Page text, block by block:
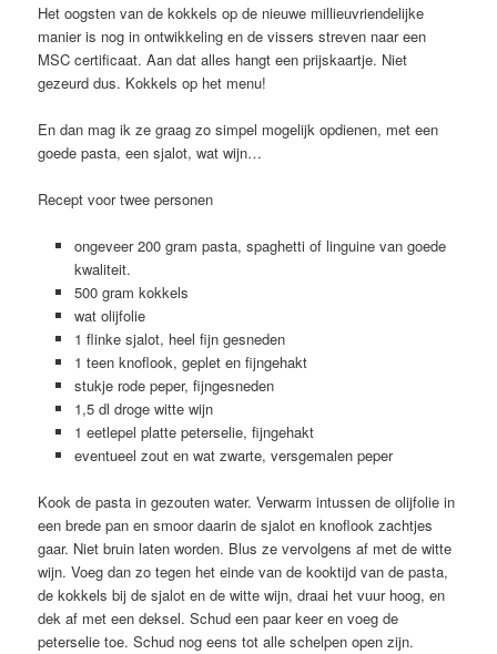
Het oogsten van de kokkels op de nieuwe millieuvriendelijke
manier is nog in ontwikkeling en de vissers streven naar een
MSC certificaat. Aan dat alles hangt een prijskaartje. Niet
gezeurd dus. Kokkels op het menu!
En dan mag ik ze graag zo simpel mogelijk opdienen, met een
goede pasta, een sjalot, wat wijn…
Recept voor twee personen
ongeveer 200 gram pasta, spaghetti of linguine van goede
kwaliteit.
500 gram kokkels
wat olijfolie
1 flinke sjalot, heel fijn gesneden
1 teen knoflook, geplet en fijngehakt
stukje rode peper, fijngesneden
1,5 dl droge witte wijn
1 eetlepel platte peterselie, fijngehakt
eventueel zout en wat zwarte, versgemalen peper
Kook de pasta in gezouten water. Verwarm intussen de olijfolie in
een brede pan en smoor daarin de sjalot en knoflook zachtjes
gaar. Niet bruin laten worden. Blus ze vervolgens af met de witte
wijn. Voeg dan zo tegen het einde van de kooktijd van de pasta,
de kokkels bij de sjalot en de witte wijn, draai het vuur hoog, en
dek af met een deksel. Schud een paar keer en voeg de
peterselie toe. Schud nog eens tot alle schelpen open zijn.